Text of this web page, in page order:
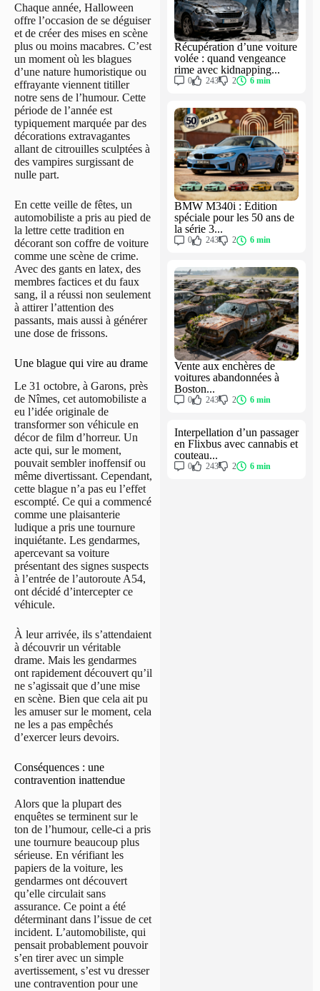
Chaque année, Halloween
offre l’occasion de se déguiser
et de créer des mises en scène
plus ou moins macabres. C’est
un moment où les blagues
d’une nature humoristique ou
effrayante viennent titiller
notre sens de l’humour. Cette
période de l’année est
typiquement marquée par des
décorations extravagantes
allant de citrouilles sculptées à
des vampires surgissant de
nulle part.
En cette veille de fêtes, un
automobiliste a pris au pied de
la lettre cette tradition en
décorant son coffre de voiture
comme une scène de crime.
Avec des gants en latex, des
membres factices et du faux
sang, il a réussi non seulement
à attirer l’attention des
passants, mais aussi à générer
une dose de frissons.
Une blague qui vire au drame
Le 31 octobre, à Garons, près
de Nîmes, cet automobiliste a
eu l’idée originale de
transformer son véhicule en
décor de film d’horreur. Un
acte qui, sur le moment,
pouvait sembler inoffensif ou
même divertissant. Cependant,
cette blague n’a pas eu l’effet
escompté. Ce qui a commencé
comme une plaisanterie
ludique a pris une tournure
inquiétante. Les gendarmes,
apercevant sa voiture
présentant des signes suspects
à l’entrée de l’autoroute A54,
ont décidé d’intercepter ce
véhicule.
À leur arrivée, ils s’attendaient
à découvrir un véritable
drame. Mais les gendarmes
ont rapidement découvert qu’il
ne s’agissait que d’une mise
en scène. Bien que cela ait pu
les amuser sur le moment, cela
ne les a pas empêchés
d’exercer leurs devoirs.
Conséquences : une
contravention inattendue
Alors que la plupart des
enquêtes se terminent sur le
ton de l’humour, celle-ci a pris
une tournure beaucoup plus
sérieuse. En vérifiant les
papiers de la voiture, les
gendarmes ont découvert
qu’elle circulait sans
assurance. Ce point a été
déterminant dans l’issue de cet
incident. L’automobiliste, qui
pensait probablement pouvoir
s’en tirer avec un simple
avertissement, s’est vu dresser
une contravention pour une
Récupération d’une voiture
volée : quand vengeance
rime avec kidnapping...
0 243 2 6 min
BMW M340i : Édition
spéciale pour les 50 ans de
la série 3...
0 243 2 6 min
Vente aux enchères de
voitures abandonnées à
Boston...
0 243 2 6 min
Interpellation d’un passager
en Flixbus avec cannabis et
couteau...
0 243 2 6 min